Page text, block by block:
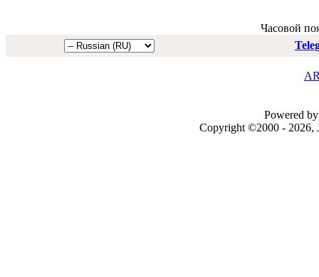
Часовой
Powered
Copyright ©2000 - 2026,